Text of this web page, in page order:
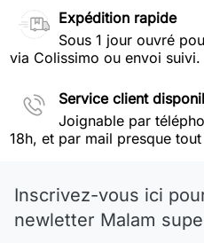
Expédition rapide
Sous 1 jour ouvré
via Colissimo ou envoi suivi.
Service client
Joignable par
18h, et par mail presque
Inscrivez-vous ici
newletter Malam